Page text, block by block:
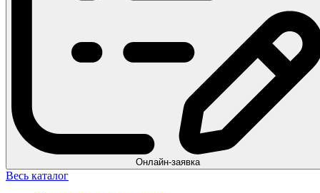
Онлайн-заявка
Весь каталог